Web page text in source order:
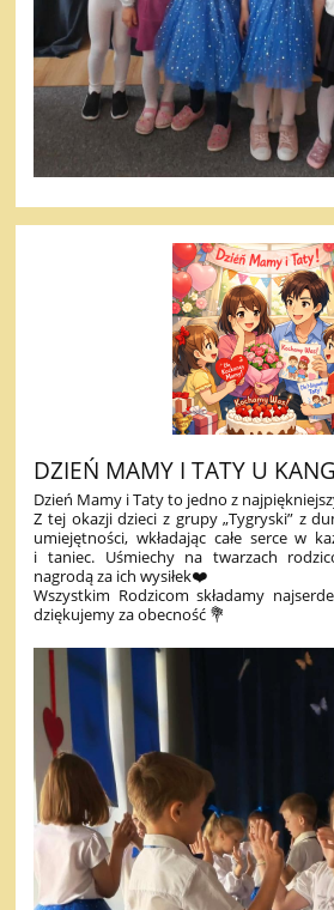
DZIEŃ MAMY I TATY U
Dzień Mamy i Taty to jedno z
Z tej okazji dzieci z grupy „Tygryski” z
umiejętności, wkładając całe serce w
i taniec. Uśmiechy na twarzach
nagrodą za ich wysiłek❤️
Wszystkim Rodzicom składamy
dziękujemy za obecność 💐